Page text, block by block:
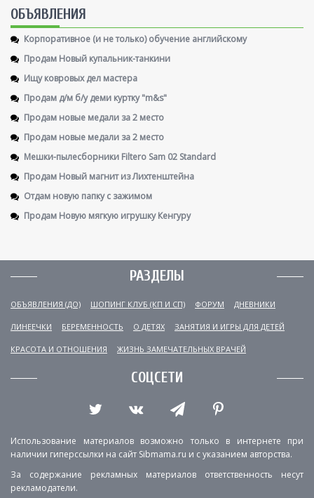
ОБЪЯВЛЕНИЯ
Корпоративное (и не только) обучение английскому
Продам Новый купальник-танкини
Ищу ковровых дел мастера
Продам д/м б/у деми куртку "m&s"
Продам новые медали за 2 место
Продам новые медали за 2 место
Мешки-пылесборники Filtero Sam 02 Standard
Продам Новый магнит из Лихтенштейна
Отдам новую папку с зажимом
Продам Новую мягкую игрушку Кенгуру
РАЗДЕЛЫ
ОБЪЯВЛЕНИЯ (ДО) ШОПИНГ КЛУБ (КП И СП) ФОРУМ ДНЕВНИКИ
ЛИНЕЕЧКИ БЕРЕМЕННОСТЬ О ДЕТЯХ ЗАНЯТИЯ И ИГРЫ ДЛЯ ДЕТЕЙ
КРАСОТА И ОТНОШЕНИЯ ЖИЗНЬ ЗАМЕЧАТЕЛЬНЫХ ВРАЧЕЙ
СОЦСЕТИ
Использование материалов возможно только в интернете при
наличии гиперссылки на сайт Sibmama.ru и с указанием авторства.
За содержание рекламных материалов ответственность несут
рекламодатели.